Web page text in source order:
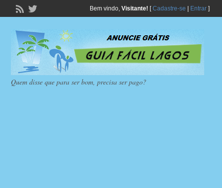
Bem vindo, Visitante! [Cadastre-se Entrar]
Quem disse que para ser bom, precisa ser pago?